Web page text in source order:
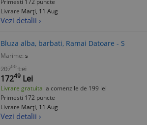
Primesti 172 puncte
Livrare Marți, 11 Aug
Vezi detalii ›
Bluza alba, barbati, Ramai Datoare - S
Marime: s
20700 Lei
17249 Lei
Livrare gratuita la comenzile de 199 lei
Primesti 172 puncte
Livrare Marți, 11 Aug
Vezi detalii ›